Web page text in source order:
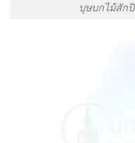
บุษบกไม้สัก